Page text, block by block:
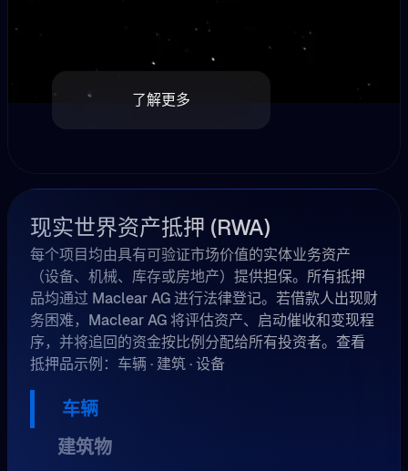
了解更多
现实世界资产抵押 (RWA)
每个项目均由具有可验证市场价值的实体业务资产
（设备、机械、库存或房地产）提供担保。所有抵押
品均通过 Maclear AG 进行法律登记。若借款人出现财
务困难，Maclear AG 将评估资产、启动催收和变现程
序，并将追回的资金按比例分配给所有投资者。查看
抵押品示例：车辆 · 建筑 · 设备
车辆
建筑物